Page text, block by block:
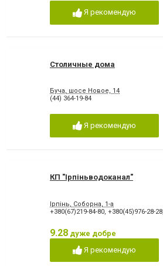
Я рекомендую
Столичные дома
Буча, шосе Новое, 14
(44) 364-19-84
Я рекомендую
КП "Ірпіньводоканал"
Ірпінь, Соборна, 1-а
+380(67)219-84-80 +380(45)976-28-28
9.28 дуже добре
Я рекомендую